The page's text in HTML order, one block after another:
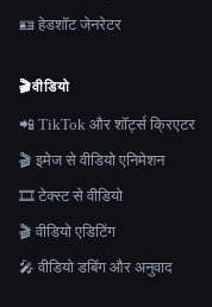
🪪 हेडशॉट जेनरेटर
🎬वीडियो
📲 TikTok और शॉर्ट्स क्रिएटर
🎬 इमेज से वीडियो एनिमेशन
🎞️ टेक्स्ट से वीडियो
🎬 वीडियो एडिटिंग
🎤 वीडियो डबिंग और अनुवाद